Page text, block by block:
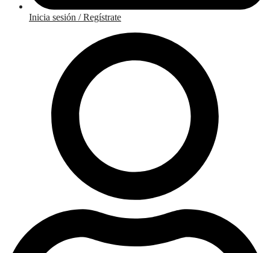
Inicia sesión / Regístrate